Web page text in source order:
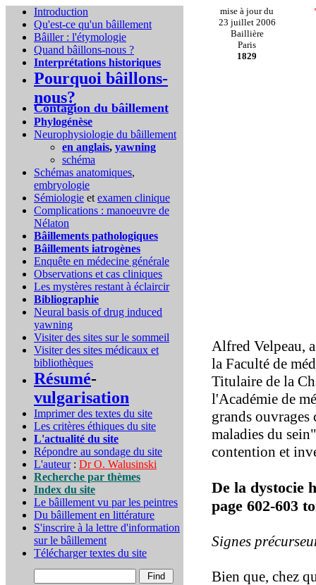
Introduction
Qu'est-ce qu'un bâillement
Bâiller : l'étymologie
Quand bâillons-nous ?
Interprétations historiques
Pourquoi bâillons-
nous?
Contagion du bâillement
Phylogénèse
Neurophysiologie du bâillement
en anglais, yawning
schéma
Schémas anatomiques,
embryologie
Sémiologie et examen clinique
Complications : manoeuvre de
Nélaton
Bâillements pathologiques
Bâillements iatrogènes
Enquête en médecine générale
Observations et cas cliniques
Les mystères restant à éclaircir
Bibliographie
Neural basis of drug induced
yawning
Visiter des sites sur le sommeil
Visiter des sites médicaux et
bibliothèques
Résumé-
vulgarisation
Imprimer des textes du site
Les critères éthiques du site
L'actualité du site
Répondre au sondage du site
L'auteur: Dr O. Walusinski
Recherche par thèmes
Index du site
Le bâillement vu par les peintres
Du bâillement en littérature
S'inscrire à la lettre d'information
sur le bâillement
Télécharger textes du site
mise à jour du
23 juillet 2006
Baillière
Paris
1829
Alfred Velpeau,
la Faculté de
Titulaire de la
l'Académie de
grands
maladies du
contention et
De la dystocie
page 602-603
Signes
Bien que, chez